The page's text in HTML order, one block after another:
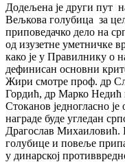
Додељена је други пут
Вељкова голубица за
приповедачко дело на
од изузетне уметничке
како је у Правилнику о
дефинисан основни
Жири смотре проф. др
Гордић, др Марко Недић
Стоканов једногласно
награде буде угледан
Драгослав Михаиловић.
голубице и повеље
у динарској